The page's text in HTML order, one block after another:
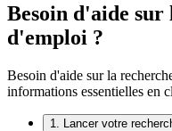
Besoin d'aide
d'emploi ?
Besoin d'aide sur la
informations essentielles en
1. Lancer votre